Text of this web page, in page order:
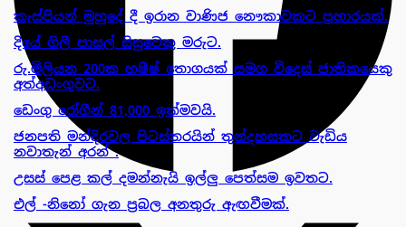
කැස්පියන් මුහුදේ දී ඉරාන වාණිජ නෞකාවකට ප්‍රහාරයක්.
දියේ ගිලී පාසල් සිසුවෙකු මරුට.
රු.මිලියන 200ක හෂීෂ් තොගයක් සමග විදෙස් ජාතිකයෙකු
අත්අඩංගුවට.
ඩෙංගු රෝගීන් 81,000 ඉක්මවයි.
ජනපති මන්දිරවල පිටස්තරයින් තුන්දහසකට වැඩිය
නවාතැන් අරන් .
උසස් පෙළ කල් දමන්නැයි ඉල්ලු පෙත්සම ඉවතට.
එල් -නිනෝ ගැන ප්‍රබල අනතුරු ඇඟවීමක්.